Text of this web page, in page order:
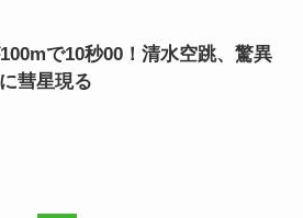
で10秒00！清水空跳、驚異
彗星現る